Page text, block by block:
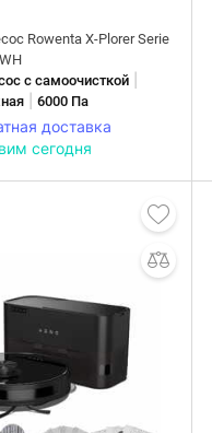
Rowenta X-Plorer Serie
с самоочисткой
|6000 Па
доставка
сегодня